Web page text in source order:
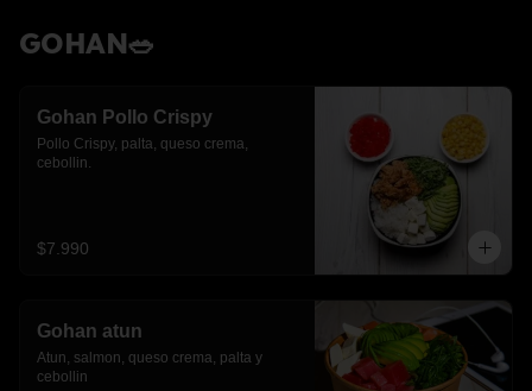
GOHAN🥗
Gohan Pollo Crispy
Pollo Crispy, palta, queso crema,
cebollin.
$7.990
Gohan atun
Atun, salmon, queso crema, palta y
cebollin